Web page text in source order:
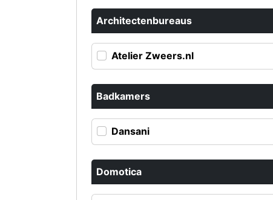
Architectenbureaus
Atelier Zweers.nl
Badkamers
Dansani
Domotica